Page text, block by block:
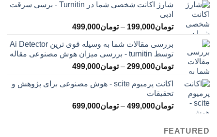
تومان145,000
تومان399,000
شارژ اکانت شخصی شما در Turnitin - برسی سرقت
ادبی
تومان199,000
– تومان499,000محدوده
تومان199,000
تا
تومان499,000
بررسی مقالات شما به وسیله قوی ترین Ai Detector
توسط turnitin - بررسی میزان هوش مصنوعی مقاله
تومان299,000
– تومان499,000محدوده
تومان299,000
تومان499,000
اکانت پرمیوم scite - هوش مصنوعی برای پژوهش و
تحقیقات
تومان499,000
– تومان699,000محدوده
FEATURED